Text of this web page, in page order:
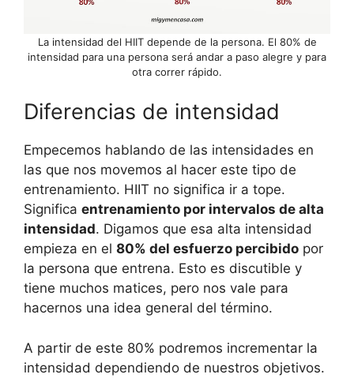
La intensidad del HIIT depende de la persona. El 80% de
intensidad para una persona será andar a paso alegre y para
otra correr rápido.
Diferencias de intensidad
Empecemos hablando de las intensidades en
las que nos movemos al hacer este tipo de
entrenamiento. HIIT no significa ir a tope.
Significa entrenamiento por intervalos de alta
intensidad. Digamos que esa alta intensidad
empieza en el 80% del esfuerzo percibido por
la persona que entrena. Esto es discutible y
tiene muchos matices, pero nos vale para
hacernos una idea general del término.
A partir de este 80% podremos incrementar la
intensidad dependiendo de nuestros objetivos.